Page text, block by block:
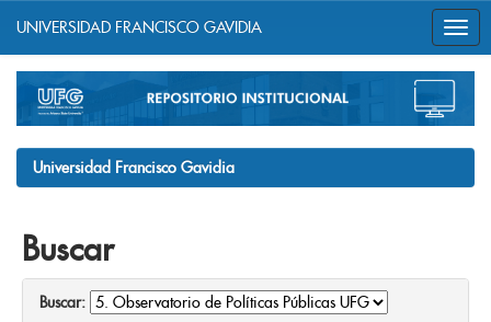
navigation
UNIVERSIDAD FRANCISCO GAVIDIA
Universidad Francisco Gavidia
Buscar
Buscar: